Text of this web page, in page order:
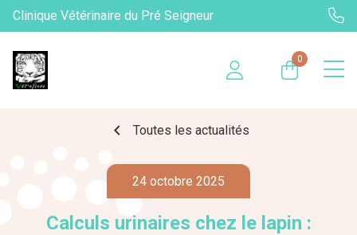
Clinique Vétérinaire du Pré Seigneur
0
chevron_left Toutes les actualités
24 octobre 2025
Calculs urinaires chez le lapin :